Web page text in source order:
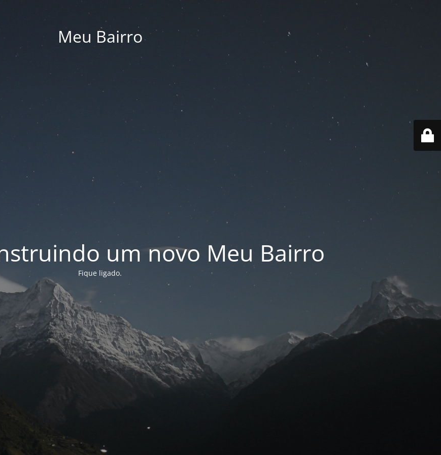
Meu Bairro
um novo Meu Bairro
Fique ligado.